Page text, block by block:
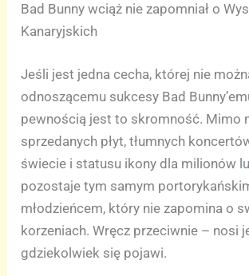
Bad Bunny wciąż nie zapomniał o
Kanaryjskich
Jeśli jest jedna cecha, której nie
odnoszącemu sukcesy Bad
pewnością jest to skromność. Mimo
sprzedanych płyt, tłumnych
świecie i statusu ikony dla milionów
pozostaje tym samym
młodzieńcem, który nie zapomina o
korzeniach. Wręcz przeciwnie – nosi
gdziekolwiek się pojawi.